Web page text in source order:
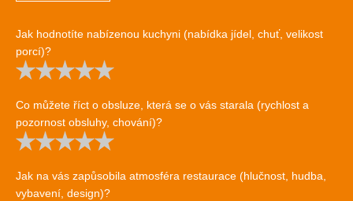
Jak hodnotíte nabízenou kuchyni (nabídka jídel, chuť, velikost
porcí)?
Co můžete říct o obsluze, která se o vás starala (rychlost a
pozornost obsluhy, chování)?
Jak na vás zapůsobila atmosféra restaurace (hlučnost, hudba,
vybavení, design)?